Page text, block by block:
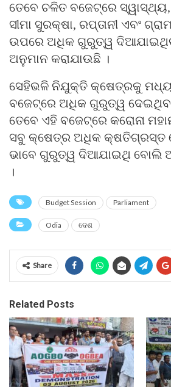
ତେବେ ଚଳିତ ବଜେଟ୍‌ରେ
ସୀମା ସୁରକ୍ଷା, ରପ୍ତାନୀ ଏବଂ
ଉପରେ ଅଧିକ ଗୁରୁତ୍ୱ
ଅନୁମାନ କରାଯାଉଛି ।
ସେହିଭଳି ନିଯୁକ୍ତି କ୍ଷେତ୍ରକୁ ମଧ୍ୟ
ବଜେଟ୍‌ରେ ଅଧିକ ଗୁରୁତ୍ୱ ଦେଇଥିବା
ତେବେ ଏହି ବଜେଟ୍‌ରେ କରୋନା
ସବୁ କ୍ଷେତ୍ର ଅଧିକ କ୍ଷତିଗ୍ରସ୍ତ
ଭାବେ ଗୁରୁତ୍ୱ ଦିଆଯାଇଥି ବୋଲି
।
Budget Session Parliament
Odia ଦେଶ
Share
Related Posts